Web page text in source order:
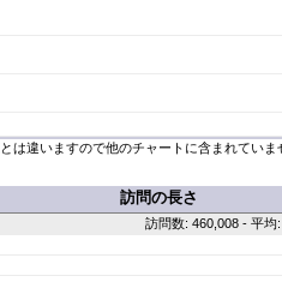
は違いますので他のチャートに含まれてい
訪問の長さ
訪問数: 460,008 - 平均